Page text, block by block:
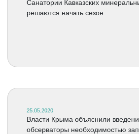
Санатории Кавказских
решаются начать сезон
25.05.2020
Власти Крыма объяснили
обсерваторы необходимостью